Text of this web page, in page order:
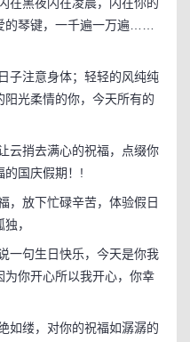
的琴键，一千遍一万遍……
注意身体；轻轻的风纯纯
光柔情的你，今天所有的
捎去满心的祝福，点缀你
的国庆假期！!
放下忙碌辛苦，体验假日
，
句生日快乐，今天是你我
为你开心所以我开心，你幸
缕，对你的祝福如潺潺的